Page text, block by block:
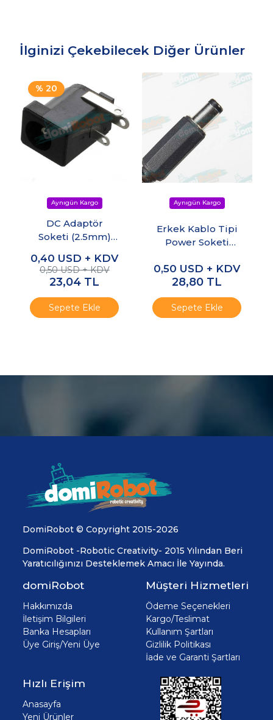
İlginizi Çekebilecek Diğer Ürünler
% 20
DC Adaptör
Soketi (2.5mm)
(5adet)
0,40 USD + KDV
0,50 USD + KDV
23,04 TL
Sepete Ekle
Erkek Kablo Tipi
Power Soketi
(5adet)
0,50 USD + KDV
28,80 TL
Sepete Ekle
DomiRobot © Copyright 2015-2026
DomiRobot -Robotic Creativity- 2015 Yılından Beri
Yaratıcılığınızı Desteklemek Amacı İle Yayında.
domiRobot
Hakkımızda
İletişim Bilgileri
Banka Hesapları
Üye Giriş/Yeni Üye
Müşteri Hizmetleri
Ödeme Seçenekleri
Kargo/Teslimat
Kullanım Şartları
Gizlilik Politikası
İade ve Garanti Şartları
Hızlı Erişim
Anasayfa
Yeni Ürünler